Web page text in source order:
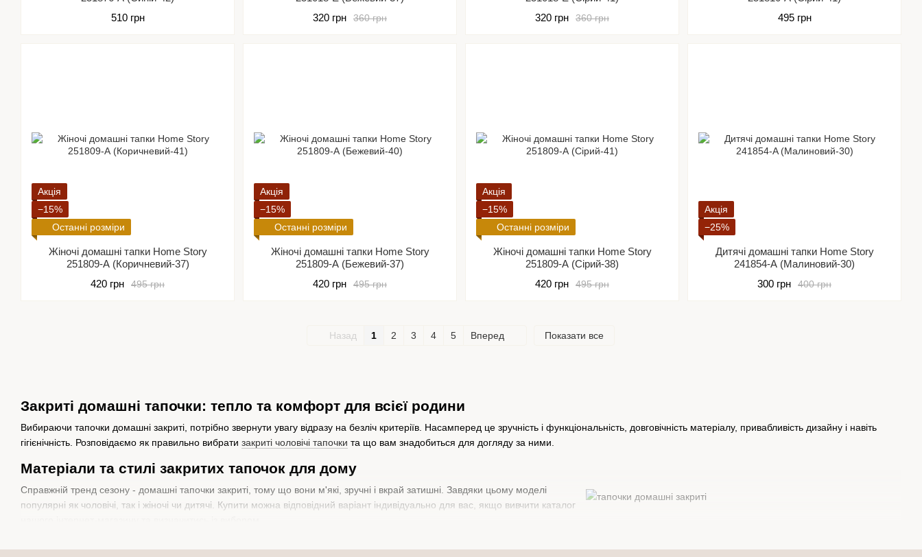
Закриті домашні тапочки: тепло та комфорт для всієї родини
Вибираючи тапочки домашні закриті, потрібно звернути увагу відразу на безліч критеріїв. Насамперед це зручність і функціональність, довговічність матеріалу, привабливість дизайну і навіть
гігієнічність. Розповідаємо як правильно вибрати закриті чоловічі тапочки та що вам знадобиться для догляду за ними.
Матеріали та стилі закритих тапочок для дому
Справжній тренд сезону - домашні тапочки закриті, тому що вони м'які, зручні і вкрай затишні. Завдяки цьому моделі
популярні як чоловічі, так і жіночі чи дитячі. Купити можна відповідний варіант індивідуально для вас, якщо вивчити каталог
510 грн
360 грн
320 грн 360 грн
320 грн
495 грн
Акція
−15%
Останні розміри
Жіночі домашні тапки Home Story
251809-А (Коричневий-37)
495 грн
420 грн
Акція
−15%
Останні розміри
Жіночі домашні тапки Home Story
251809-А (Бежевий-37)
495 грн
420 грн
Акція
−15%
Останні розміри
Жіночі домашні тапки Home Story
251809-А (Сірий-38)
495 грн
420 грн
Акція
−25%
Дитячі домашні тапки Home Story
241854-A (Малиновий-30)
400 грн
300 грн
Назад 1 2 3 4 5 Вперед Показати все